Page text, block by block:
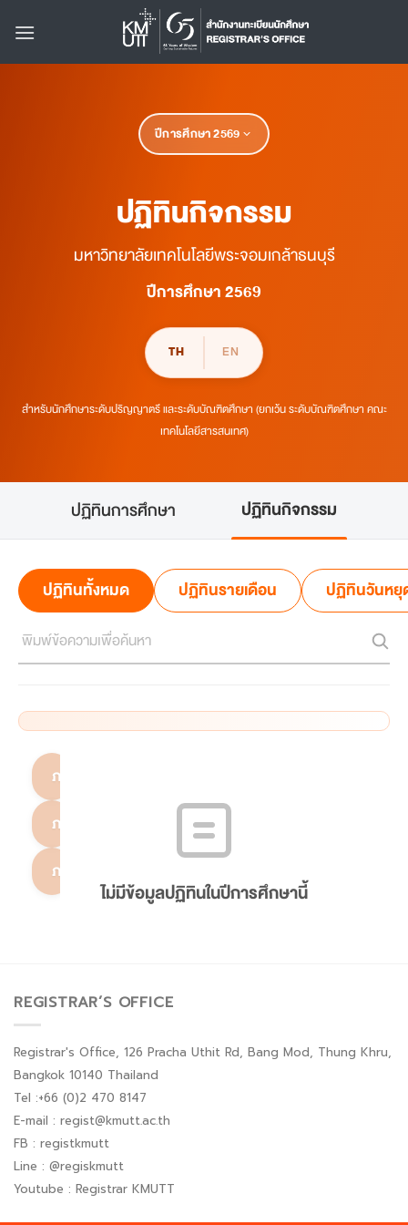
ปีการศึกษา2569
ปฏิทินกิจกรรม
มหาวิทยาลัยเทคโนโลยีพระจอมเกล้าธนบุรี
ปีการศึกษา 2569
TH EN
สำหรับนักศึกษาระดับปริญญาตรี และระดับบัณฑิตศึกษา (ยกเว้น ระดับบัณฑิตศึกษา คณะ
เทคโนโลยีสารสนเทศ)
ปฏิทินการศึกษา ปฏิทินกิจกรรม
ปฏิทินทั้งหมด ปฏิทินรายเดือน ปฏิทินวันหยุ
ภาคการศึกษาที่ 1
ภาคการศึกษาที่ 2
ภาคการศึกษาพิเศษ
ไม่มีข้อมูลปฏิทินในปีการศึกษานี้
REGISTRAR’S OFFICE
Registrar's Office, 126 Pracha Uthit Rd, Bang Mod, Thung Khru,
Bangkok 10140 Thailand
Tel :+66 (0)2 470 8147
E-mail : regist@kmutt.ac.th
FB : registkmutt
Line : @regiskmutt
Youtube : Registrar KMUTT